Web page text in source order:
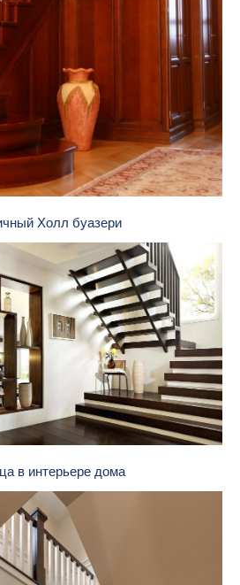
Холл буазери
в интерьере дома